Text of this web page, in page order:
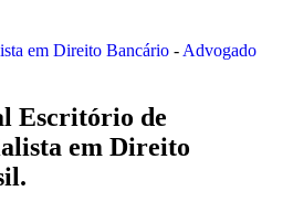
em Direito Bancário - Advogado
Escritório de
em Direito